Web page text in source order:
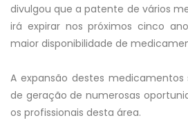
divulgou que a patente de vários
irá expirar nos próximos cinco
maior disponibilidade de
A expansão destes
de geração de numerosas
os profissionais desta área.